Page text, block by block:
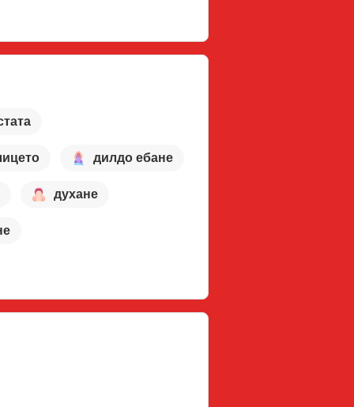
дилдо ебане
духане